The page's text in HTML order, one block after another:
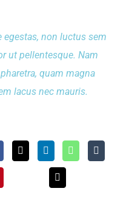
egestas, non luctus sem
ut pellentesque. Nam
quam magna
lacus nec mauris.